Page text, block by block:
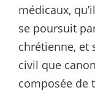
médicaux,
se poursuit
chrétienne, et
civil que
composée de